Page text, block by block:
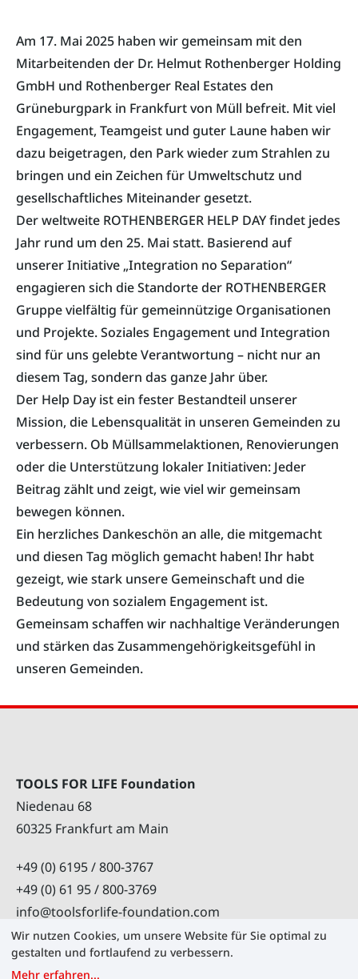
Am 17. Mai 2025 haben wir gemeinsam mit den
Mitarbeitenden der Dr. Helmut Rothenberger Holding
GmbH und Rothenberger Real Estates den
Grüneburgpark in Frankfurt von Müll befreit. Mit viel
Engagement, Teamgeist und guter Laune haben wir
dazu beigetragen, den Park wieder zum Strahlen zu
bringen und ein Zeichen für Umweltschutz und
gesellschaftliches Miteinander gesetzt.
Der weltweite ROTHENBERGER HELP DAY findet jedes
Jahr rund um den 25. Mai statt. Basierend auf
unserer Initiative „Integration no Separation“
engagieren sich die Standorte der ROTHENBERGER
Gruppe vielfältig für gemeinnützige Organisationen
und Projekte. Soziales Engagement und Integration
sind für uns gelebte Verantwortung – nicht nur an
diesem Tag, sondern das ganze Jahr über.
Der Help Day ist ein fester Bestandteil unserer
Mission, die Lebensqualität in unseren Gemeinden zu
verbessern. Ob Müllsammelaktionen, Renovierungen
oder die Unterstützung lokaler Initiativen: Jeder
Beitrag zählt und zeigt, wie viel wir gemeinsam
bewegen können.
Ein herzliches Dankeschön an alle, die mitgemacht
und diesen Tag möglich gemacht haben! Ihr habt
gezeigt, wie stark unsere Gemeinschaft und die
Bedeutung von sozialem Engagement ist.
Gemeinsam schaffen wir nachhaltige Veränderungen
und stärken das Zusammengehörigkeitsgefühl in
unseren Gemeinden.
TOOLS FOR LIFE Foundation
Niedenau 68
60325 Frankfurt am Main
+49 (0) 6195 / 800-3767
+49 (0) 61 95 / 800-3769
info@toolsforlife-foundation.com
Wir nutzen Cookies, um unsere Website für Sie optimal zu
gestalten und fortlaufend zu verbessern.
Mehr erfahren...